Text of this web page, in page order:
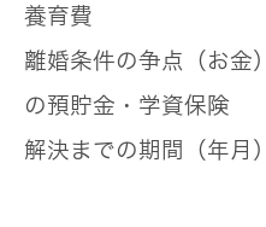
養育費
離婚条件の争点（お金）
の預貯金・学資保険
解決までの期間（年月）